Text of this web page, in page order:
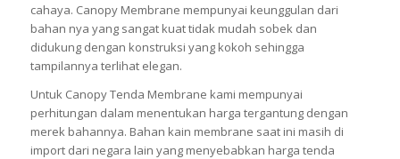
cahaya. Canopy Membrane mempunyai keunggulan dari
bahan nya yang sangat kuat tidak mudah sobek dan
didukung dengan konstruksi yang kokoh sehingga
tampilannya terlihat elegan.
Untuk Canopy Tenda Membrane kami mempunyai
perhitungan dalam menentukan harga tergantung dengan
merek bahannya. Bahan kain membrane saat ini masih di
import dari negara lain yang menyebabkan harga tenda